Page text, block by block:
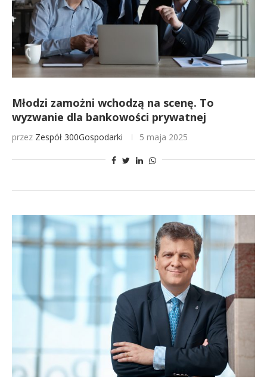
Młodzi zamożni wchodzą na scenę. To
wyzwanie dla bankowości prywatnej
przez Zespół 300Gospodarki 5 maja 2025